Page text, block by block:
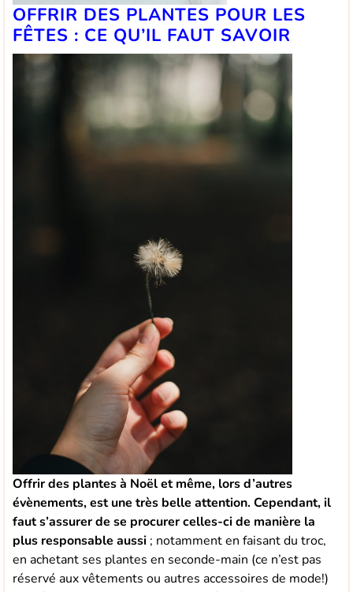
OFFRIR DES PLANTES POUR LES
FÊTES : CE QU’IL FAUT SAVOIR
Offrir des plantes à Noël et même, lors d’autres
évènements, est une très belle attention.Cependant, il
faut s’assurer de se procurercelles-ci de manière la
plus responsable aussi ; notamment en faisant du troc,
en achetant ses plantes en seconde-main (ce n’est pas
réservé aux vêtements ou autres accessoires de mode!)